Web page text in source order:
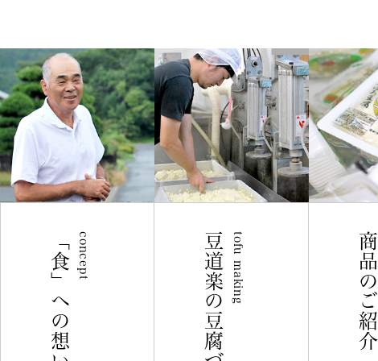
concept
「食」への想い tofu making
豆道楽の豆腐づくり 商品のご紹介